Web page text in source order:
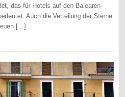
das für Hotels auf den Balearen-
Auch die Verteilung der Sterne
[…]